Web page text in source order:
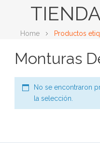
Home Productos
Monturas
No se encontraron
la selección.